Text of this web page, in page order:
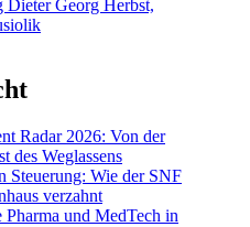
Radar 2026: Von der
des Weglassens
Steuerung: Wie der SNF
verzahnt
und MedTech in